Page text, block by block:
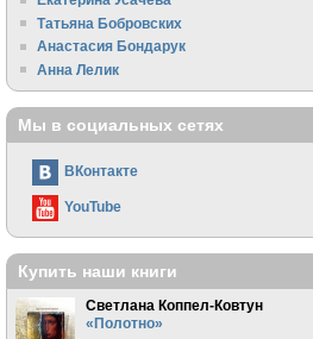
Татьяна Бобровских
Анастасия Бондарук
Анна Лелик
Мы в социальных сетях
ВКонтакте
YouTube
Купить наши книги
Светлана Коппел-Ковтун
«Полотно»